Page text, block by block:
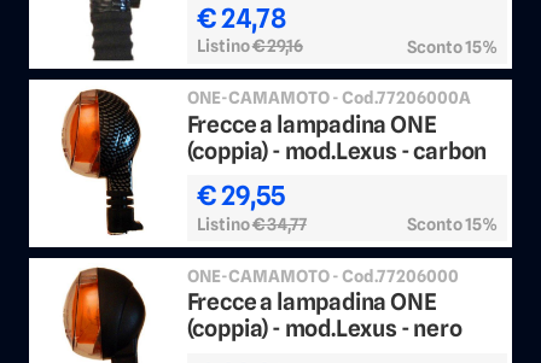
€ 24,78
Listino€ 29,16 Sconto 15%
ONE-CAMAMOTO - Cod.77206000A
Frecce a lampadina ONE
(coppia) - mod.Lexus - carbon
€ 29,55
Listino€ 34,77 Sconto 15%
ONE-CAMAMOTO - Cod.77206000
Frecce a lampadina ONE
(coppia) - mod.Lexus - nero